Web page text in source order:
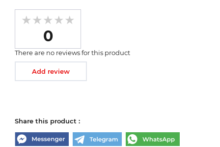
0
There are no reviews for this product
Add review
Share this product :